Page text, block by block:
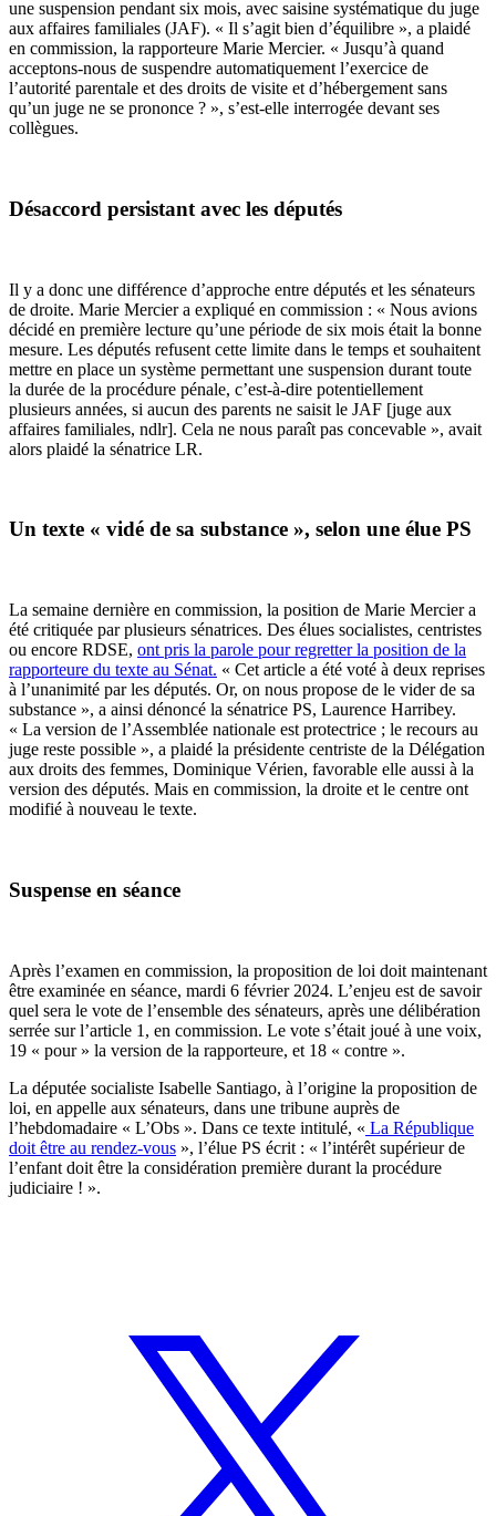
une suspension pendant six mois, avec saisine systématique du juge
aux affaires familiales (JAF). « Il s’agit bien d’équilibre », a plaidé
en commission, la rapporteure Marie Mercier. « Jusqu’à quand
acceptons-nous de suspendre automatiquement l’exercice de
l’autorité parentale et des droits de visite et d’hébergement sans
qu’un juge ne se prononce ? », s’est-elle interrogée devant ses
collègues.
Désaccord persistant avec les députés
Il y a donc une différence d’approche entre députés et les sénateurs
de droite. Marie Mercier a expliqué en commission : « Nous avions
décidé en première lecture qu’une période de six mois était la bonne
mesure. Les députés refusent cette limite dans le temps et souhaitent
mettre en place un système permettant une suspension durant toute
la durée de la procédure pénale, c’est-à-dire potentiellement
plusieurs années, si aucun des parents ne saisit le JAF [juge aux
affaires familiales, ndlr]. Cela ne nous paraît pas concevable », avait
alors plaidé la sénatrice LR.
Un texte « vidé de sa substance », selon une élue PS
La semaine dernière en commission, la position de Marie Mercier a
été critiquée par plusieurs sénatrices. Des élues socialistes, centristes
ou encore RDSE, ont pris la parole pour regretter la position de la
rapporteure du texte au Sénat. « Cet article a été voté à deux reprises
à l’unanimité par les députés. Or, on nous propose de le vider de sa
substance », a ainsi dénoncé la sénatrice PS, Laurence Harribey.
« La version de l’Assemblée nationale est protectrice ; le recours au
juge reste possible », a plaidé la présidente centriste de la Délégation
aux droits des femmes, Dominique Vérien, favorable elle aussi à la
version des députés. Mais en commission, la droite et le centre ont
modifié à nouveau le texte.
Suspense en séance
Après l’examen en commission, la proposition de loi doit maintenant
être examinée en séance, mardi 6 février 2024. L’enjeu est de savoir
quel sera le vote de l’ensemble des sénateurs, après une délibération
serrée sur l’article 1, en commission. Le vote s’était joué à une voix,
19 « pour » la version de la rapporteure, et 18 « contre ».
La députée socialiste Isabelle Santiago, à l’origine la proposition de
loi, en appelle aux sénateurs, dans une tribune auprès de
l’hebdomadaire « L’Obs ». Dans ce texte intitulé, « La République
doit être au rendez-vous », l’élue PS écrit : « l’intérêt supérieur de
l’enfant doit être la considération première durant la procédure
judiciaire ! ».